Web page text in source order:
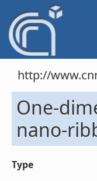
http://
One-
nano-
Type